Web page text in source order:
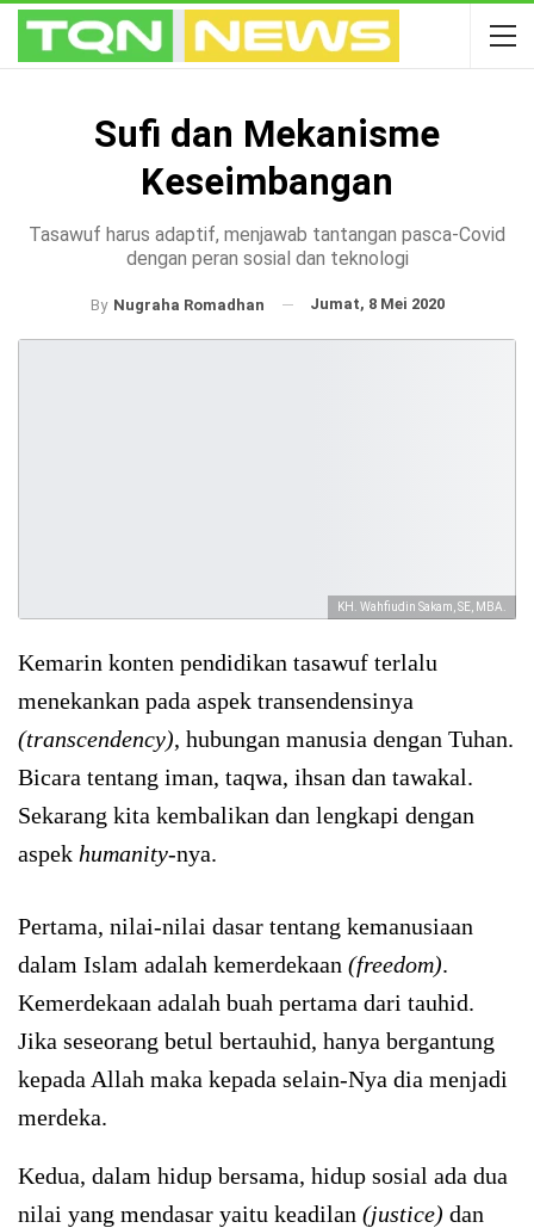
Sufi dan Mekanisme
Keseimbangan
Tasawuf harus adaptif, menjawab tantangan pasca-Covid
dengan peran sosial dan teknologi
By Nugraha Romadhan Jumat, 8 Mei 2020
KH. Wahfiudin Sakam, SE, MBA.
Kemarin konten pendidikan tasawuf terlalu
menekankan pada aspek transendensinya
(transcendency), hubungan manusia dengan Tuhan.
Bicara tentang iman, taqwa, ihsan dan tawakal.
Sekarang kita kembalikan dan lengkapi dengan
aspek humanity-nya.
Pertama, nilai-nilai dasar tentang kemanusiaan
dalam Islam adalah kemerdekaan (freedom).
Kemerdekaan adalah buah pertama dari tauhid.
Jika seseorang betul bertauhid, hanya bergantung
kepada Allah maka kepada selain-Nya dia menjadi
merdeka.
Kedua, dalam hidup bersama, hidup sosial ada dua
nilai yang mendasar yaitu keadilan (justice) dan